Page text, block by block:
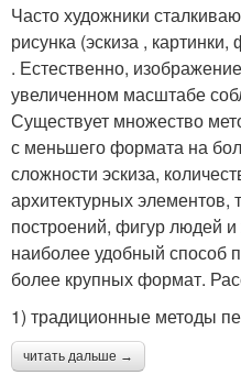
Часто художники
рисунка (эскиза ,
. Естественно,
увеличенном масштабе
Существует множество
с меньшего формата на
сложности эскиза,
архитектурных
построений, фигур людей
наиболее удобный способ
более крупных формат.
1) традиционные методы
читать дальше →